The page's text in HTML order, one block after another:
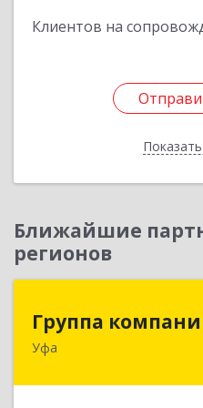
Клиентов на
Ближайшие
регионов
Группа
Уфа
Группа
450006, Башкортостан